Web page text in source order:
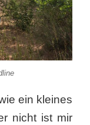
ein kleines
nicht ist mir